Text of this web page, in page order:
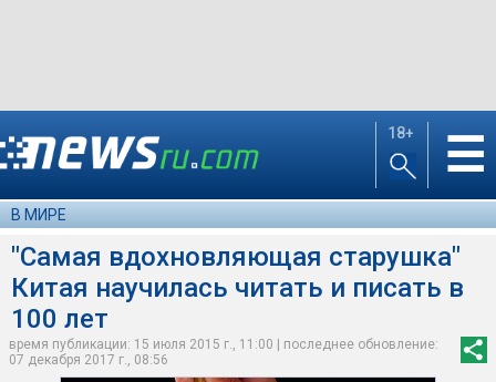
18+ ☰
В МИРЕ
"Самая вдохновляющая старушка"
Китая научилась читать и писать в
100 лет
время публикации: 15 июля 2015 г., 11:00 | последнее обновление:
07 декабря 2017 г., 08:56